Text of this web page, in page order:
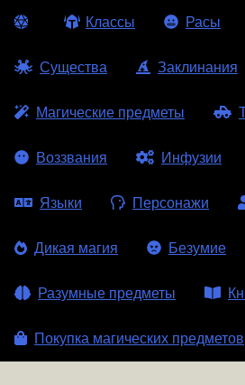
Классы Расы
Существа Заклинания
Магические предметы
Воззвания Инфузии
Языки Персонажи
Дикая магия Безумие
Разумные предметы
Покупка магических предметов